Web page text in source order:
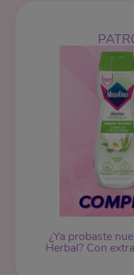
¿Ya probaste
Herbal? Con